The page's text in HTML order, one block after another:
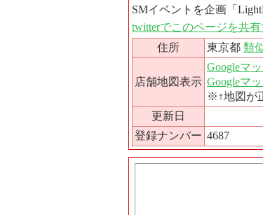
SMイベントを企画「
twitterでこのページを共有
住所
東京都 類
店舗地図表示
Googleマ
Googleマ
※↑地図が
更新日
登録ナンバー 4687